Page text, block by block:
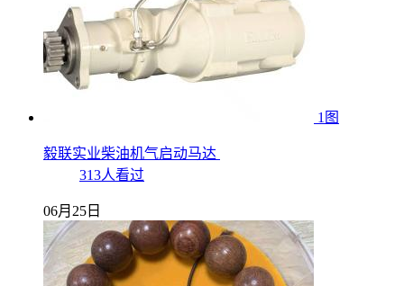
1图
毅联实业柴油机气启动马达
313人看过
06月25日